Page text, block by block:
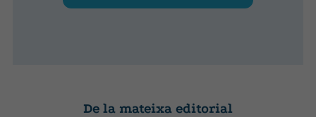
De la mateixa editorial